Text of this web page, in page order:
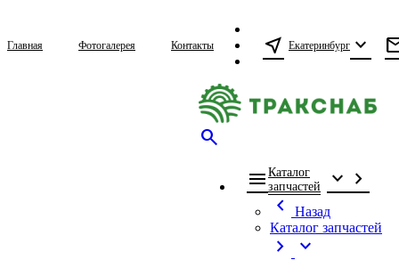
Главная Фотогалерея Контакты near_me Екатеринбург expand_more
search
menu Каталог
запчастей
expand_more chevron_right
chevron_left
Назад
Каталог запчастей
chevron_right expand_more